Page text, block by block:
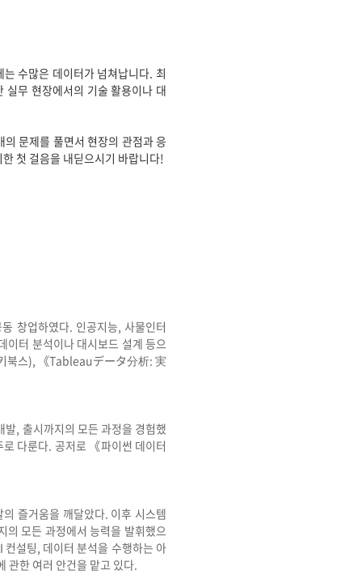
수많은 데이터가 넘쳐납니다. 최
실무 현장에서의 기술 활용이나 대
문제를 풀면서 현장의 관점과 응
첫 걸음을 내딛으시기 바랍니다!
창업하였다. 인공지능, 사물인터
이터 분석이나 대시보드 설계 등으
북스), 《Tableauデータ分析: 実
, 출시까지의 모든 과정을 경험했
다룬다. 공저로 《파이썬 데이터
즐거움을 깨달았다. 이후 시스템
의 모든 과정에서 능력을 발휘했으
설팅, 데이터 분석을 수행하는 아
관한 여러 안건을 맡고 있다.